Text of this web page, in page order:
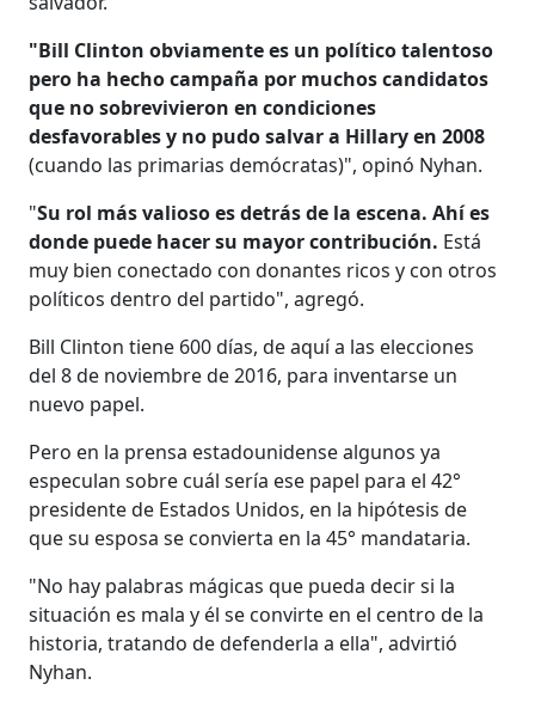
"Bill Clinton obviamente es un político talentoso
pero ha hecho campaña por muchos candidatos
que no sobrevivieron en condiciones
desfavorables y no pudo salvar a Hillary en 2008
(cuando las primarias demócratas)", opinó Nyhan.
"Su rol más valioso es detrás de la escena. Ahí es
donde puede hacer su mayor contribución. Está
muy bien conectado con donantes ricos y con otros
políticos dentro del partido", agregó.
Bill Clinton tiene 600 días, de aquí a las elecciones
del 8 de noviembre de 2016, para inventarse un
nuevo papel.
Pero en la prensa estadounidense algunos ya
especulan sobre cuál sería ese papel para el 42°
presidente de Estados Unidos, en la hipótesis de
que su esposa se convierta en la 45° mandataria.
"No hay palabras mágicas que pueda decir si la
situación es mala y él se convirte en el centro de la
historia, tratando de defenderla a ella", advirtió
Nyhan.